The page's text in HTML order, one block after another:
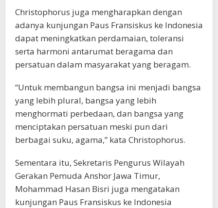
Christophorus juga mengharapkan dengan
adanya kunjungan Paus Fransiskus ke Indonesia
dapat meningkatkan perdamaian, toleransi
serta harmoni antarumat beragama dan
persatuan dalam masyarakat yang beragam.
“Untuk membangun bangsa ini menjadi bangsa
yang lebih plural, bangsa yang lebih
menghormati perbedaan, dan bangsa yang
menciptakan persatuan meski pun dari
berbagai suku, agama,” kata Christophorus.
Sementara itu, Sekretaris Pengurus Wilayah
Gerakan Pemuda Anshor Jawa Timur,
Mohammad Hasan Bisri juga mengatakan
kunjungan Paus Fransiskus ke Indonesia